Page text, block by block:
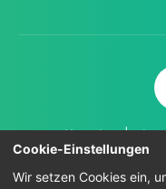
Kontakt
Cookie-Einstellungen
Wir setzen Cookies ein,